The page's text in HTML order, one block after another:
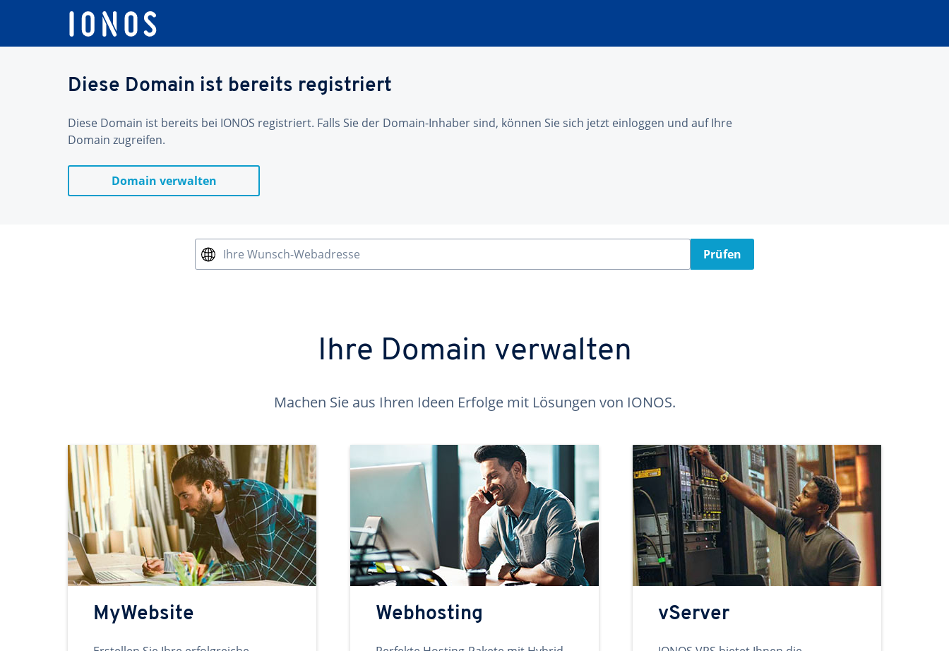
Diese Domain ist bereits registriert
Diese Domain ist bereits bei IONOS registriert. Falls Sie der Domain-Inhaber sind, können Sie sich jetzt einloggen und auf Ihre
Domain zugreifen.
Domain verwalten
Ihre Wunsch-Webadresse Prüfen
Ihre Domain verwalten
Machen Sie aus Ihren Ideen Erfolge mit Lösungen von IONOS.
MyWebsite Webhosting vServer